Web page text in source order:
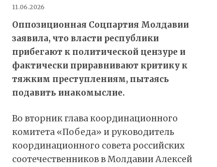
11.06.2026
Оппозиционная Соцпартия Молдавии
заявила, что власти республики
прибегают к политической цензуре и
фактически приравнивают критику к
тяжким преступлениям, пытаясь
подавить инакомыслие.
Во вторник глава координационного
комитета «Победа» и руководитель
координационного совета российских
соотечественников в Молдавии Алексей